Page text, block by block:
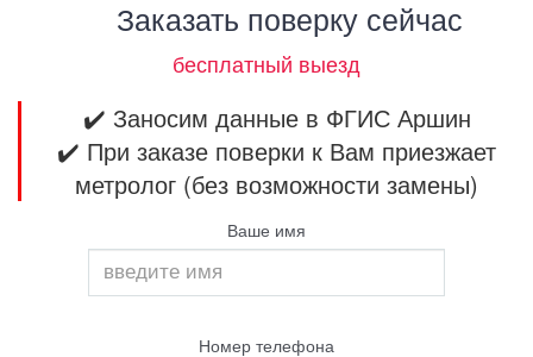
Заказать поверку сейчас
бесплатный выезд
✔️ Заносим данные в ФГИС Аршин
✔️ При заказе поверки к Вам приезжает
метролог (без возможности замены)
Ваше имя
Номер телефона